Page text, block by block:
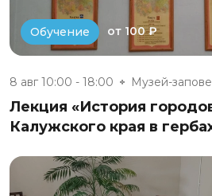
Обучение от 100 ₽
8 авг 10:00 - 18:00
Лекция «История
Калужского края в